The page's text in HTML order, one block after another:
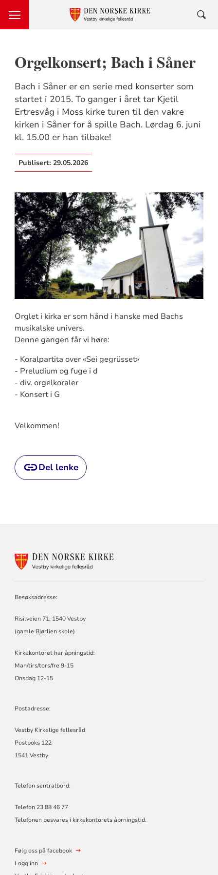
Orgelkonsert; Bach i Såner
Bach i Såner er en serie med konserter som
startet i 2015. To ganger i året tar Kjetil
Ertresvåg i Moss kirke turen til den vakre
kirken i Såner for å spille Bach. Lørdag 6. juni
kl. 15.00 er han tilbake!
Publisert: 29.05.2026
Orglet i kirka er som hånd i hanske med Bachs
musikalske univers.
Denne gangen får vi høre:
- Koralpartita over «Sei gegrüsset»
- Preludium og fuge i d
- div. orgelkoraler
- Konsert i G
Velkommen!
Del lenke
Besøksadresse:
Risilveien 71, 1540 Vestby
(gamle Bjørlien skole)
Kirkekontoret har åpningstid:
Man/tirs/tors/fre 9-15
Onsdag 12-15
Postadresse:
Vestby Kirkelige fellesråd
Postboks 122
1541 Vestby
Telefon sentralbord:
Telefon 23 88 46 77
Telefonen besvares i kirkekontorets åprningstid.
Følg oss på facebook
Logg inn